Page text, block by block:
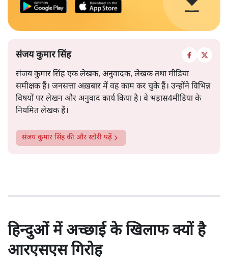
संजय कुमार सिंह
संजय कुमार सिंह एक लेखक, अनुवादक, लेखक तथा मीडिया
समीक्षक हैं। जनसत्ता अख़बार में वह काम कर चुके हैं। उन्होंने विभिन्न
विषयों पर लेखन और अनुवाद कार्य किया है। वे भड़ास4मीडिया के
नियमित लेखक हैं।
संजय कुमार सिंहकी और स्टोरी पढ़ें
हिन्दुओं में अच्छाई के खिलाफ क्यों है
आरएसएस गिरोह